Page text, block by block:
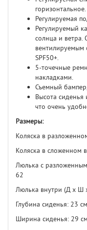
горизонтальное.
Регулируемая
Регулируемый
солнца и
вентилируемым
SPF50+.
5-точечные
накладками.
Съемный
Высота сиденья
что очень
Размеры:
Коляска в
Коляска в сложенном
Люлька с
62
Люлька внутри (Д х Ш
Глубина сиденья: 23 см
Ширина сиденья: 29 см